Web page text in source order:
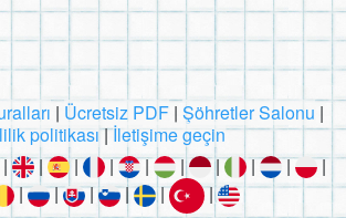
| Ücretsiz PDF| Şöhretler Salonu |
politikası|İletişime geçin
| | | | | | | | |
|
| | | | | |